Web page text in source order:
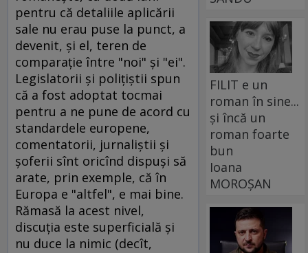
pentru că detaliile aplicării
sale nu erau puse la punct, a
devenit, şi el, teren de
comparaţie între "noi" şi "ei".
Legislatorii şi poliţiştii spun
că a fost adoptat tocmai
pentru a ne pune de acord cu
standardele europene,
comentatorii, jurnaliştii şi
şoferii sînt oricînd dispuşi să
arate, prin exemple, că în
Europa e "altfel", e mai bine.
Rămasă la acest nivel,
discuţia este superficială şi
nu duce la nimic (decît,
FILIT e un
roman în sine...
și încă un
roman foarte
bun
Ioana
MOROȘAN